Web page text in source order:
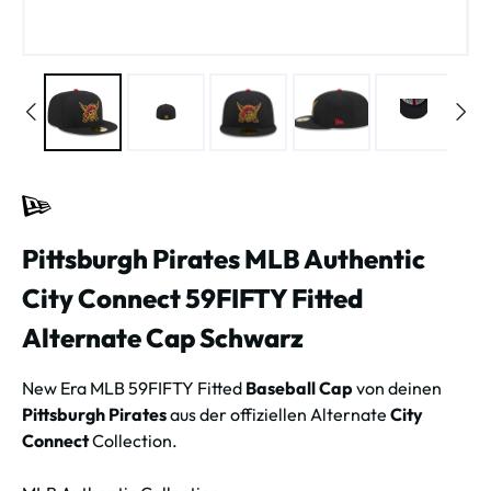
Pittsburgh Pirates MLB Authentic
City Connect 59FIFTY Fitted
Alternate Cap Schwarz
New Era MLB 59FIFTY Fitted Baseball Cap von deinen
Pittsburgh Piratesaus der offiziellen Alternate City
ConnectCollection.